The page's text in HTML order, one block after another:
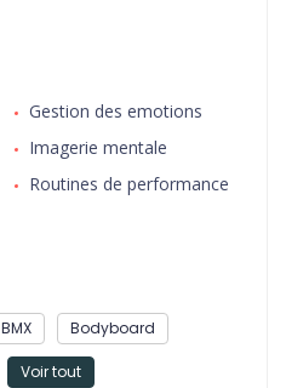
Gestion des emotions
Imagerie mentale
Routines de performance
BMX Bodyboard
Voir tout